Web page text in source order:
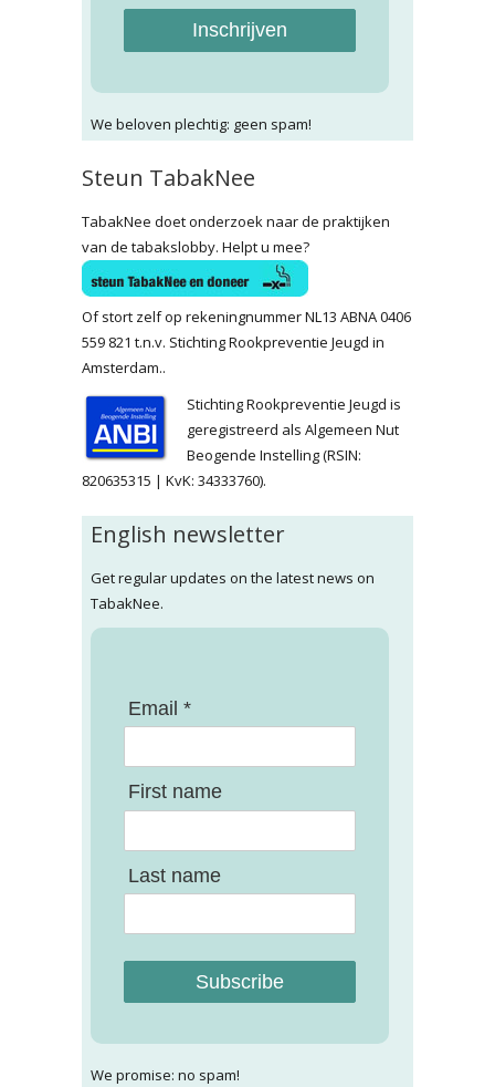
Inschrijven
We beloven plechtig: geen spam!
Steun TabakNee
TabakNee doet onderzoek naar de praktijken
van de tabakslobby. Helpt u mee?
Of stort zelf op rekeningnummer NL13 ABNA 0406
559 821 t.n.v. Stichting Rookpreventie Jeugd in
Amsterdam..
Stichting Rookpreventie Jeugd is
geregistreerd als Algemeen Nut
Beogende Instelling (RSIN:
820635315 | KvK: 34333760).
English newsletter
Get regular updates on the latest news on
TabakNee.
Email *
First name
Last name
Subscribe
We promise: no spam!